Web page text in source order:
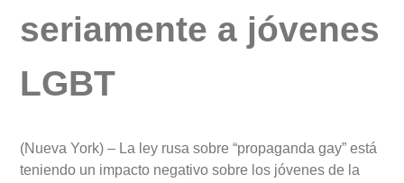
seriamente a jóvenes
LGBT
(Nueva York) – La ley rusa sobre “propaganda gay” está
teniendo un impacto negativo sobre los jóvenes de la